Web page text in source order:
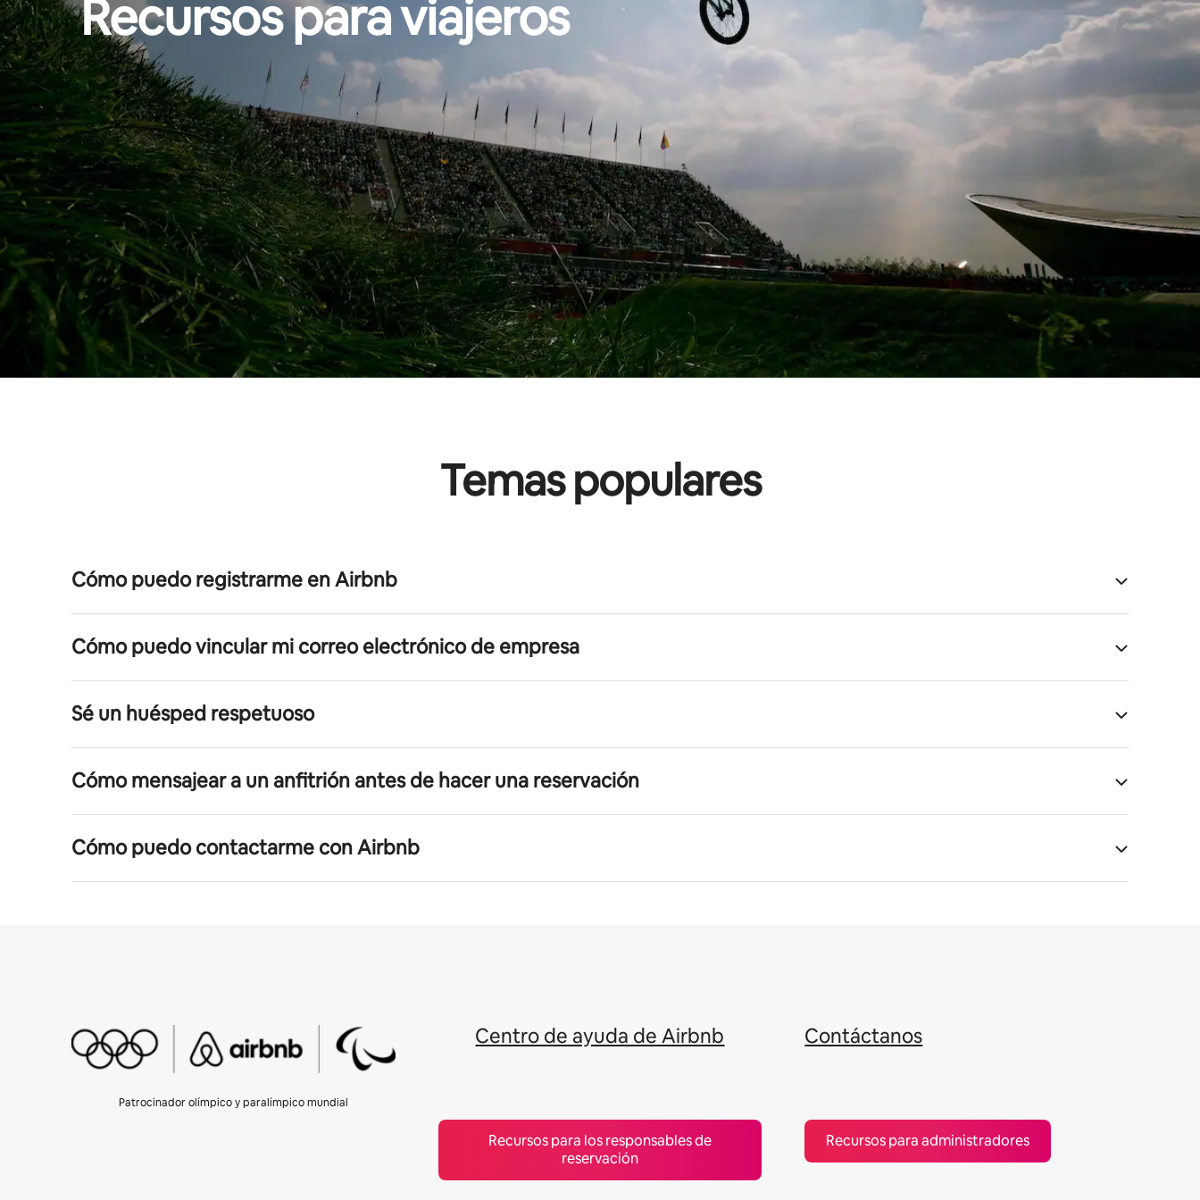
Recursos para viajeros
Temas populares
Cómo puedo registrarme en Airbnb
Cómo puedo vincular mi correo electrónico de empresa
Sé un huésped respetuoso
Cómo mensajear a un anfitrión antes de hacer una reservación
Cómo puedo contactarme con Airbnb
Patrocinador olímpico y paralímpico mundial
Centro de ayuda de Airbnb Contáctanos
Recursos para los responsables de
reservación
Recursos para administradores